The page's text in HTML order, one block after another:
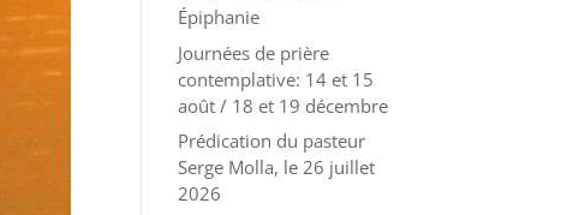
Épiphanie
Journées de prière
contemplative: 14 et 15
août / 18 et 19 décembre
Prédication du pasteur
Serge Molla, le 26 juillet
2026